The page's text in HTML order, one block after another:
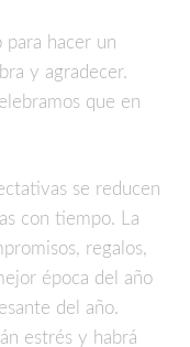
hacer un
y agradecer.
que en
se reducen
con tiempo. La
regalos,
época del año
del año.
estrés y habrá